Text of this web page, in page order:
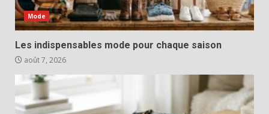
Mode
Les indispensables mode pour chaque saison
août 7, 2026